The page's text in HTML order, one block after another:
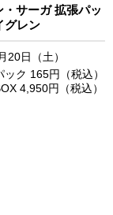
サーガ 拡張パッ
グレン
20日（土）
ック 165円（税込）
4,950円（税込）